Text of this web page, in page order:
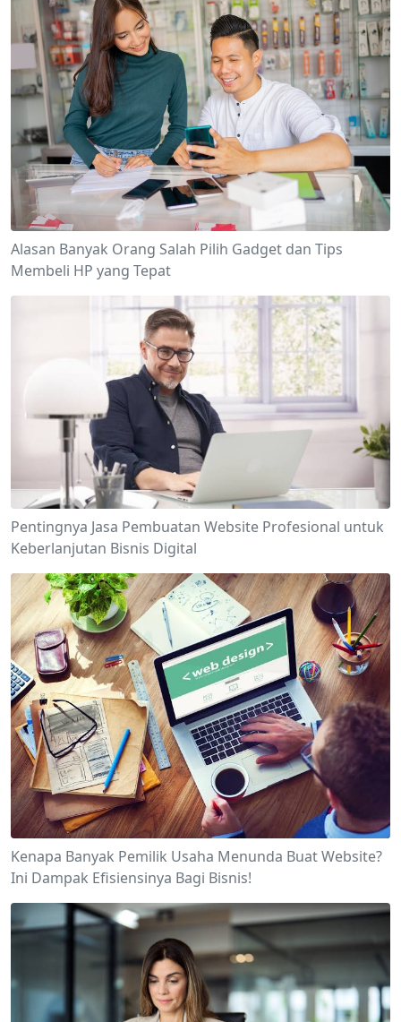
Alasan Banyak Orang Salah Pilih Gadget dan Tips
Membeli HP yang Tepat
Pentingnya Jasa Pembuatan Website Profesional untuk
Keberlanjutan Bisnis Digital
Kenapa Banyak Pemilik Usaha Menunda Buat Website?
Ini Dampak Efisiensinya Bagi Bisnis!